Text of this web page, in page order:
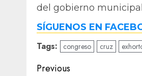
del gobierno
SÍGUENOS EN
Tags: congreso cruz
Post
Previous